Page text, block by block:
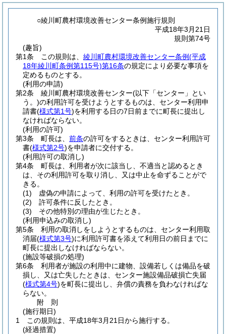
○綾川町農村環境改善センター条例施行規則
平成18年3月21日
規則第74号
(趣旨)
第1条
この規則は、 綾川町農村環境改善センター条例(平成
18年綾川町条例第115号)第16条の規定により必要な事項を
定めるものとする。
(利用の申請)
第2条
綾川町農村環境改善センター(以下「センター」とい
う。)の利用許可を受けようとするものは、センター利用申
請書(様式第1号)を利用する日の7日前までに町長に提出し
なければならない。
(利用の許可)
第3条
町長は、 前条の許可をするときは、センター利用許可
書(様式第2号)を申請者に交付する。
(利用許可の取消し)
第4条
町長は、利用者が次に該当し、不適当と認めるとき
は、その利用許可を取り消し、又は中止を命ずることがで
きる。
(1)
虚偽の申請によって、利用の許可を受けたとき。
(2)
許可条件に反したとき。
(3)
その他特別の理由が生じたとき。
(利用申込みの取消し)
第5条
利用の取消しをしようとするものは、センター利用取
消届(様式第3号)に利用許可書を添えて利用日の前日までに
町長に提出しなければならない。
(施設等破損の処理)
第6条
利用者が施設の利用中に建物、設備若しくは備品を破
損し、又は亡失したときは、センター施設備品破損亡失届
(様式第4号)を町長に提出し、弁償の責務を負わなければな
らない。
附 則
(施行期日)
1
この規則は、平成18年3月21日から施行する。
(経過措置)